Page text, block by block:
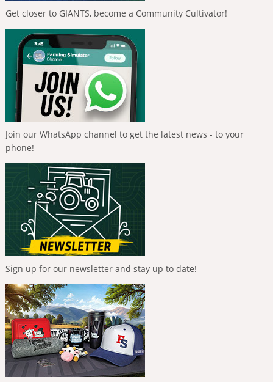
Get closer to GIANTS, become a Community Cultivator!
Join our WhatsApp channel to get the latest news - to your
phone!
Sign up for our newsletter and stay up to date!